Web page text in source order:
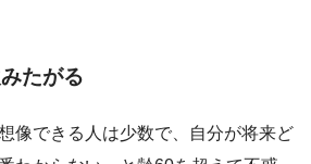
たがる
像できる人は少数で、自分が将来ど